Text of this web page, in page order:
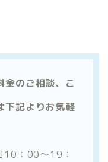
金のご相談、こ
下記よりお気軽
10：00～19：